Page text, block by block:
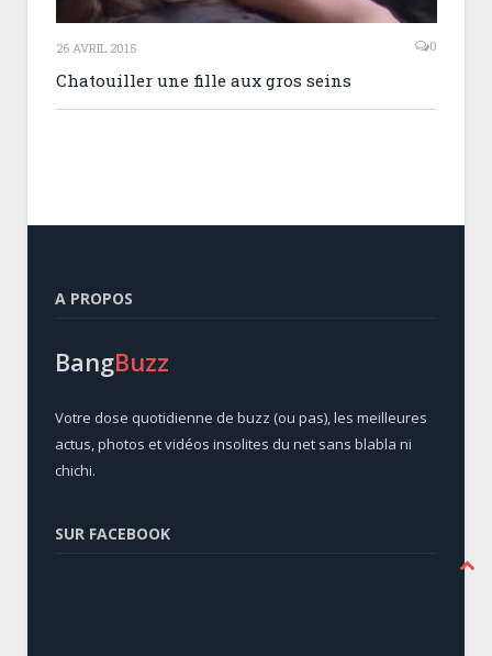
26 AVRIL 2015 0
Chatouiller une fille aux gros seins
A PROPOS
BangBuzz
Votre dose quotidienne de buzz (ou pas), les meilleures
actus, photos et vidéos insolites du net sans blabla ni
chichi.
SUR FACEBOOK